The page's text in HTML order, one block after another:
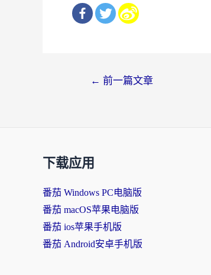
← 前一篇文章
下载应用
番茄 Windows PC电脑版
番茄 macOS苹果电脑版
番茄 ios苹果手机版
番茄 Android安卓手机版